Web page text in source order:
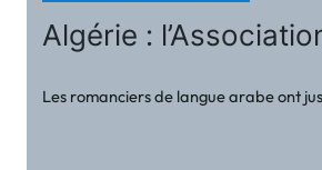
Algérie :
Les romanciers de langue arabe ont